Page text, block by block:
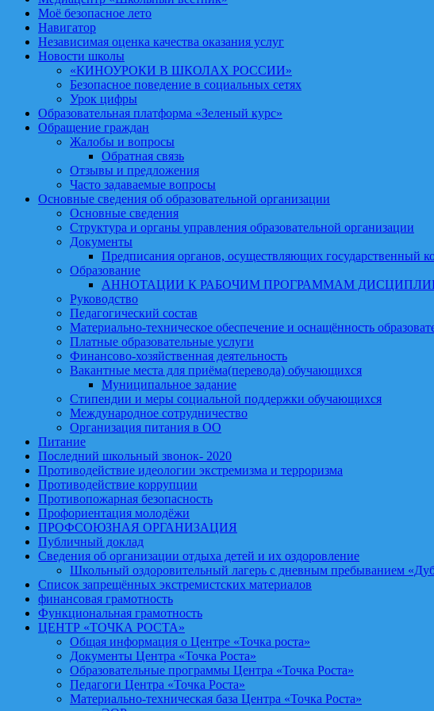
Моё безопасное лето
Навигатор
Независимая оценка качества оказания услуг
Новости школы
«КИНОУРОКИ В ШКОЛАХ РОССИИ»
Безопасное поведение в социальных сетях
Урок цифры
Образовательная платформа «Зеленый курс»
Обращение граждан
Жалобы и вопросы
Обратная связь
Отзывы и предложения
Часто задаваемые вопросы
Основные сведения об образовательной организации
Основные сведения
Структура и органы управления образовательной организации
Документы
Предписания органов, осуществляющих государственный
Образование
АННОТАЦИИ К РАБОЧИМ ПРОГРАММАМ
Руководство
Педагогический состав
Материально-техническое обеспечение и оснащённость
Платные образовательные услуги
Финансово-хозяйственная деятельность
Вакантные места для приёма(перевода) обучающихся
Муниципальное задание
Стипендии и меры социальной поддержки обучающихся
Международное сотрудничество
Организация питания в ОО
Питание
Последний школьный звонок- 2020
Противодействие идеологии экстремизма и терроризма
Противодействие коррупции
Противопожарная безопасность
Профориентация молодёжи
ПРОФСОЮЗНАЯ ОРГАНИЗАЦИЯ
Публичный доклад
Сведения об организации отдыха детей и их оздоровление
Школьный оздоровительный лагерь с дневным пребыванием
Список запрещённых экстремистских материалов
финансовая грамотность
Функциональная грамотность
ЦЕНТР «ТОЧКА РОСТА»
Общая информация о Центре «Точка роста»
Документы Центра «Точка Роста»
Образовательные программы Центра «Точка Роста»
Педагоги Центра «Точка Роста»
Материально-техническая база Центра «Точка Роста»